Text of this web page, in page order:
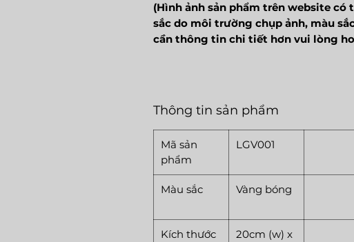
(Hình ảnh sản phẩm trên website
sắc do môi trường chụp ảnh, màu
cần thông tin chi tiết hơn vui lòng
Thông tin sản phẩm
Mã sản
phẩm
LGV001
Màu sắc Vàng bóng
Kích thước
20cm (w) x